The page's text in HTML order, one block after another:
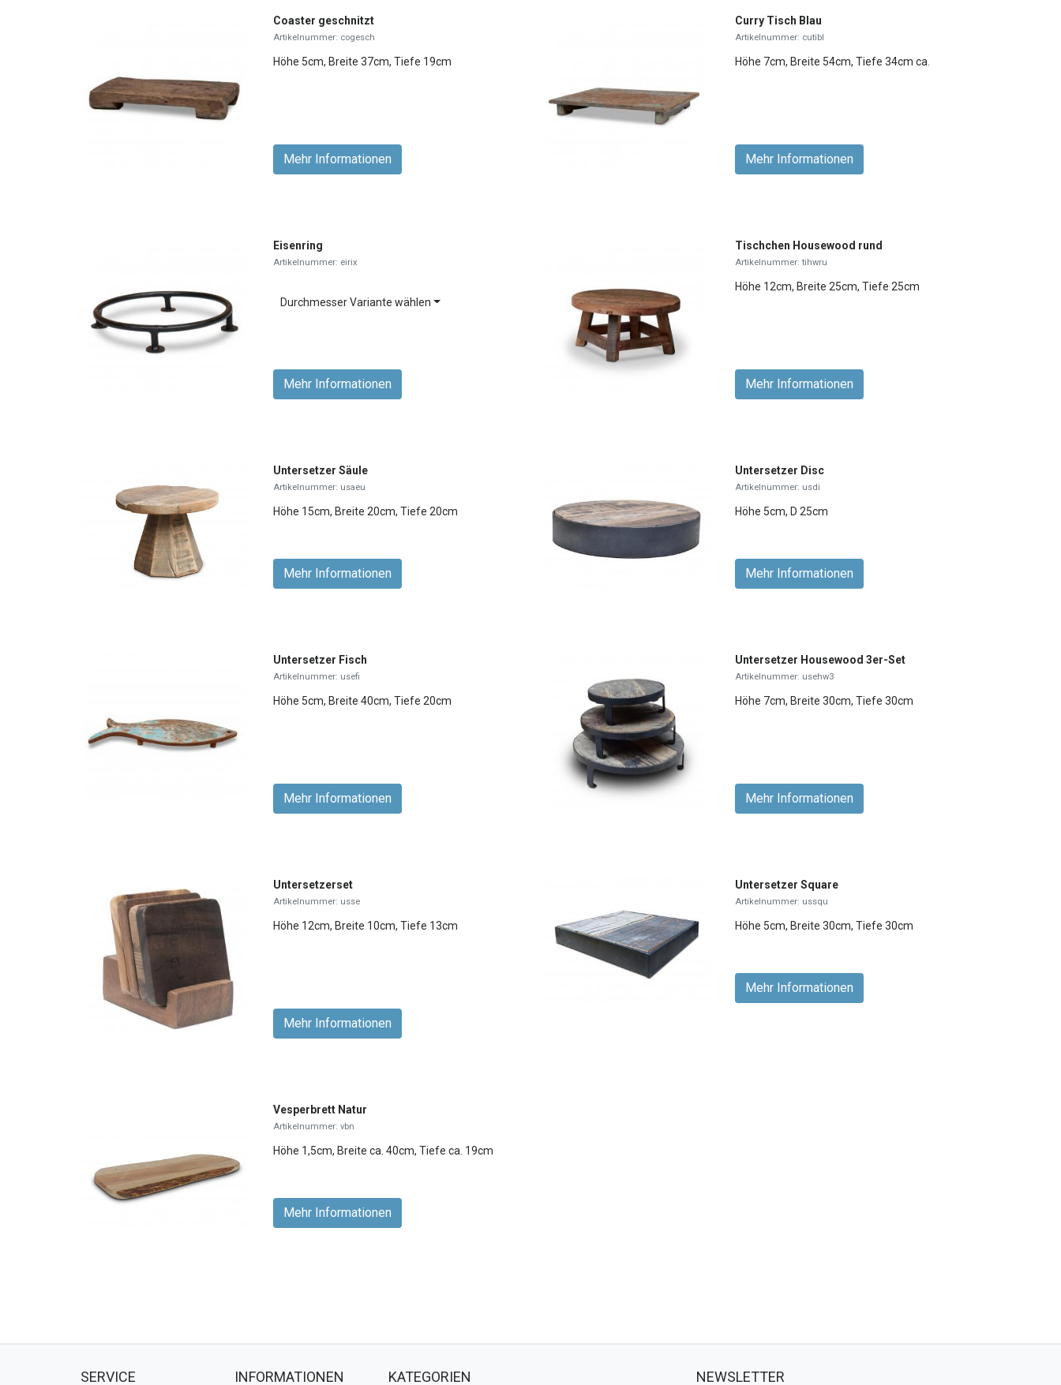
Coaster geschnitzt
Artikelnummer: cogesch
Höhe 5cm, Breite 37cm, Tiefe 19cm
Mehr Informationen
Curry Tisch Blau
Artikelnummer: cutibl
Höhe 7cm, Breite 54cm, Tiefe 34cm ca.
Mehr Informationen
Eisenring
Artikelnummer: eirix
Durchmesser Variante wählen
Mehr Informationen
Tischchen Housewood rund
Artikelnummer: tihwru
Höhe 12cm, Breite 25cm, Tiefe 25cm
Mehr Informationen
Untersetzer Säule
Artikelnummer: usaeu
Höhe 15cm, Breite 20cm, Tiefe 20cm
Mehr Informationen
Untersetzer Disc
Artikelnummer: usdi
Höhe 5cm, D 25cm
Mehr Informationen
Untersetzer Fisch
Artikelnummer: usefi
Höhe 5cm, Breite 40cm, Tiefe 20cm
Mehr Informationen
Untersetzer Housewood 3er-Set
Artikelnummer: usehw3
Höhe 7cm, Breite 30cm, Tiefe 30cm
Mehr Informationen
Untersetzerset
Artikelnummer: usse
Höhe 12cm, Breite 10cm, Tiefe 13cm
Mehr Informationen
Untersetzer Square
Artikelnummer: ussqu
Höhe 5cm, Breite 30cm, Tiefe 30cm
Mehr Informationen
Vesperbrett Natur
Artikelnummer: vbn
Höhe 1,5cm, Breite ca. 40cm, Tiefe ca. 19cm
Mehr Informationen
SERVICE INFORMATIONEN KATEGORIEN NEWSLETTER